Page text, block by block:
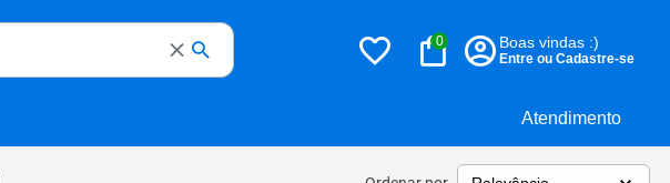
Atendimento
0 Boas vindas :)
Entre ou Cadastre-se